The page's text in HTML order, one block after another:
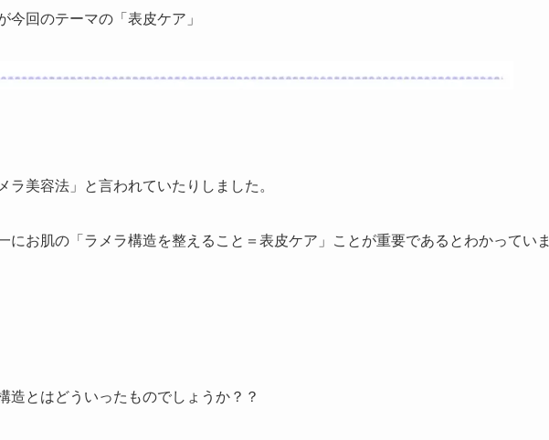
今回のテーマの「表皮ケア」
ラ美容法」と言われていたりしました。
にお肌の「ラメラ構造を整えること＝表皮ケア」ことが重要であるとわかっていま
造とはどういったものでしょうか？？